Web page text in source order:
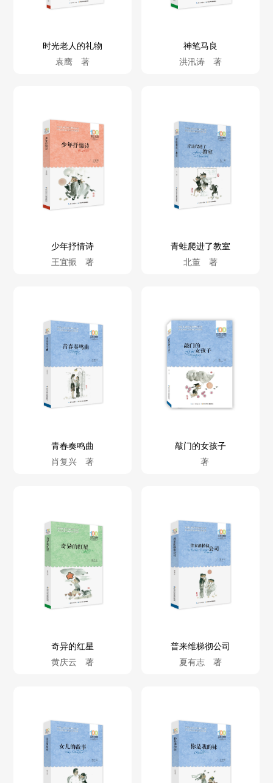
时光老人的礼物
袁鹰 著
神笔马良
洪汛涛 著
少年抒情诗
王宜振 著
青蛙爬进了教室
北董 著
青春奏鸣曲
肖复兴 著
敲门的女孩子
著
奇异的红星
黄庆云 著
普来维梯彻公司
夏有志 著